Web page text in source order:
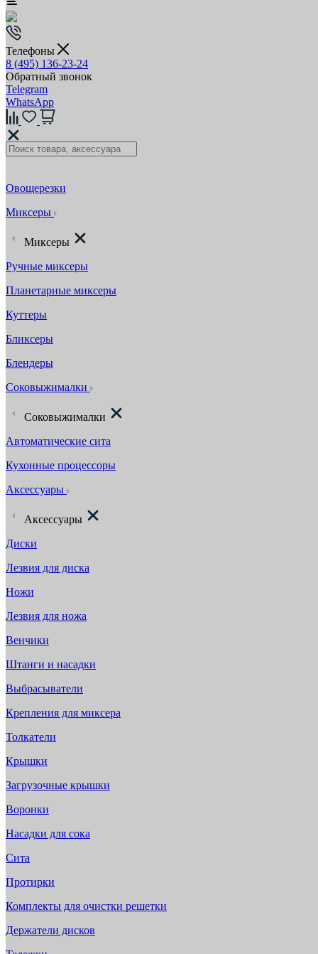
Телефоны
8 (495) 136-23-24
Обратный звонок
Telegram
WhatsApp
Овощерезки
Миксеры
Миксеры
Ручные миксеры
Планетарные миксеры
Куттеры
Бликсеры
Блендеры
Соковыжималки
Соковыжималки
Автоматические сита
Кухонные процессоры
Аксессуары
Аксессуары
Диски
Лезвия для диска
Ножи
Лезвия для ножа
Венчики
Штанги и насадки
Выбрасыватели
Крепления для миксера
Толкатели
Крышки
Загрузочные крышки
Воронки
Насадки для сока
Сита
Протирки
Комплекты для очистки решетки
Держатели дисков